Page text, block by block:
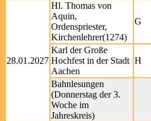
28.01.2027
Hl. Thomas von
Aquin,
Ordenspriester,
Kirchenlehrer(1274)
G
Karl der Große
Hochfest in der Stadt
Aachen
H
Bahnlesungen
(Donnerstag der 3.
Woche im
Jahreskreis)